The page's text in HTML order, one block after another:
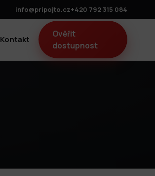
info@pripojto.cz+420 792 315 084
Kontakt
Ověřit
dostupnost